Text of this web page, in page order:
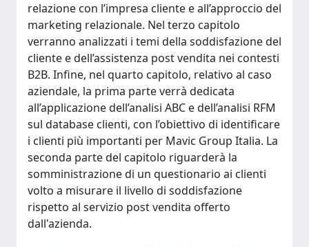
relazione con l’impresa cliente e all’approccio del
marketing relazionale. Nel terzo capitolo
verranno analizzati i temi della soddisfazione del
cliente e dell’assistenza post vendita nei contesti
B2B. Infine, nel quarto capitolo, relativo al caso
aziendale, la prima parte verrà dedicata
all’applicazione dell’analisi ABC e dell’analisi RFM
sul database clienti, con l’obiettivo di identificare
i clienti più importanti per Mavic Group Italia. La
seconda parte del capitolo riguarderà la
somministrazione di un questionario ai clienti
volto a misurare il livello di soddisfazione
rispetto al servizio post vendita offerto
dall'azienda.